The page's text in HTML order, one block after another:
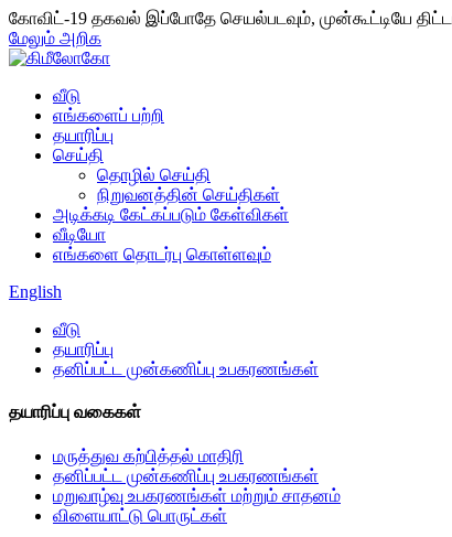
கோவிட்-19 தகவல் இப்போதே செயல்படவும், முன்கூட்டியே
மேலும் அறிக
வீடு
எங்களைப் பற்றி
தயாரிப்பு
செய்தி
தொழில் செய்தி
நிறுவனத்தின் செய்திகள்
அடிக்கடி கேட்கப்படும் கேள்விகள்
வீடியோ
எங்களை தொடர்பு கொள்ளவும்
English
வீடு
தயாரிப்பு
தனிப்பட்ட முன்கணிப்பு உபகரணங்கள்
தயாரிப்பு வகைகள்
மருத்துவ கற்பித்தல் மாதிரி
தனிப்பட்ட முன்கணிப்பு உபகரணங்கள்
மறுவாழ்வு உபகரணங்கள் மற்றும் சாதனம்
விளையாட்டு பொருட்கள்